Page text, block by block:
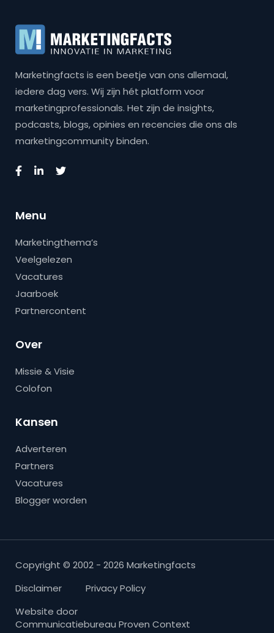
Marketingfacts is een beetje van ons allemaal,
iedere dag vers. Wij zijn hét platform voor
marketingprofessionals. Het zijn de insights,
podcasts, blogs, opinies en recencies die ons als
marketingcommunity binden.
Menu
Marketingthema’s
Veelgelezen
Vacatures
Jaarboek
Partnercontent
Over
Missie & Visie
Colofon
Kansen
Adverteren
Partners
Vacatures
Blogger worden
Copyright © 2002 - 2026 Marketingfacts
Disclaimer
Privacy Policy
Website door
Communicatiebureau Proven Context